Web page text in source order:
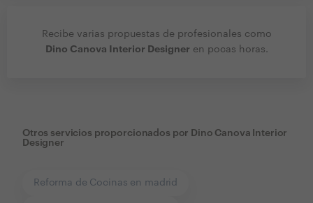
Recibe varias propuestas de profesionales como
Dino Canova Interior Designer en pocas horas.
Otros servicios proporcionados por Dino Canova Interior
Designer
Reforma de Cocinas en madrid